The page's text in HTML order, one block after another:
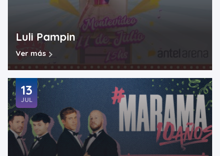
Luli Pampin
Ver más
13
JUL